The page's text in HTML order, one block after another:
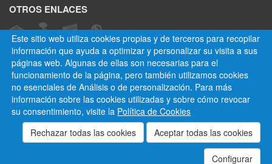
Este sitio web utiliza cookies propias y de terceros para recopilar
información que ayuda a optimizar y personalizar su visita a sus
páginas web. Algunas de ellas son necesarias para el
funcionamiento de la página, pero también utilizamos cookies
no esenciales de Análisis o de personalización. Para más
información sobre las cookies utilizadas y sobre cómo revocar
su consentimiento, visite la Política de Cookies
Configurar
OTROS ENLACES
CANAL ÉTICO
Empresa Municipal de Transportes de Madrid, S. A.
Aviso legal
Normativa
Mapa del sitio
Cookies
Privacidad
Contactar
Empleados